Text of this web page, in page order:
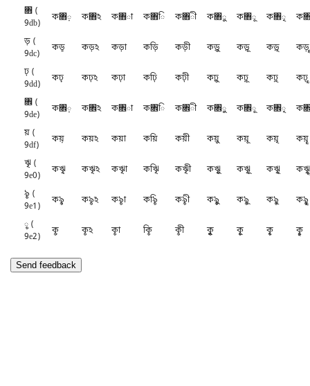
৛ (
9db)
ক৛় ক৛ঽ ক৛া ক৛ি ক৛ী ক৛ু ক৛ূ ক৛ৃ
ড় (
9dc)
কড়় কড়ঽ কড়া কড়ি কড়ী কড়ু কড়ূ কড়ৃ কড়ৄ
ঢ় (
9dd)
কঢ়় কঢ়ঽ কঢ়া কঢ়ি কঢ়ী কঢ়ু কঢ়ূ কঢ়ৃ কঢ়ৄ
৞ (
9de)
ক৞় ক৞ঽ ক৞া ক৞ি ক৞ী ক৞ু ক৞ূ ক৞ৃ
য় (
9df)
কয়় কয়ঽ কয়া কয়ি কয়ী কয়ু কয়ূ কয়ৃ কয়ৄ
ৠ (
9e0)
কৠ় কৠঽ কৠা কৠি কৠী কৠু কৠূ কৠৃ কৠৄ
ৡ (
9e1)
কৡ় কৡঽ কৡা কৡি কৡী কৡু কৡূ কৡৃ কৡৄ
ৢ (
9e2)
কৢ় কৢঽ কৢা কৢি কৢী কৢু কৢূ কৢৃ কৢৄ